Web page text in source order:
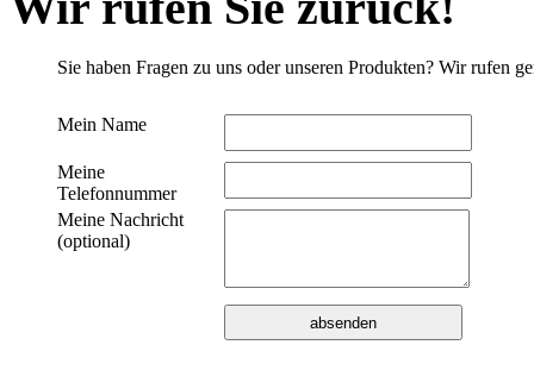
Sie haben Fragen zu uns oder unseren Produkten? Wir rufen
Mein Name
Meine
Telefonnummer
Meine Nachricht
(optional)